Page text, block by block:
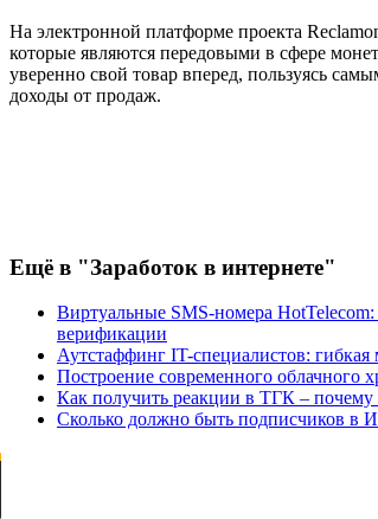
На электронной платформе проекта
которые являются передовыми в сфере
уверенно свой товар вперед, пользуясь
доходы от продаж.
Ещё в "Заработок в интернете"
Виртуальные SMS-номера
верификации
Аутстаффинг IT-специалистов:
Построение современного облачного
Как получить реакции в ТГК – почему
Сколько должно быть подписчиков в